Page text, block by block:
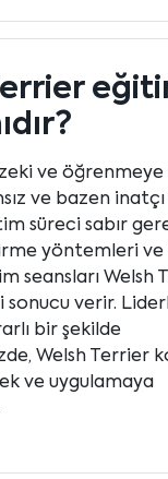
ve öğrenmeye
ve bazen
süreci sabır
yöntemleri ve
seansları Welsh
verir.
bir şekilde
Welsh Terrier
ve uygulamaya